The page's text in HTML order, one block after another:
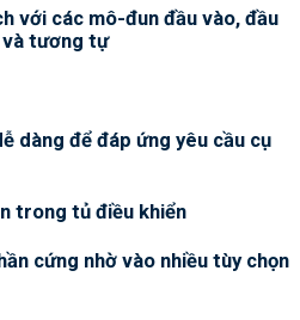
với các mô-đun đầu vào, đầu
và tương tự
dàng để đáp ứng yêu cầu cụ
trong tủ điều khiển
cứng nhờ vào nhiều tùy chọn